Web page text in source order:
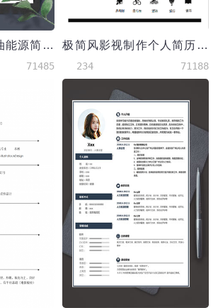
灰色系极简风石油能源简历模板
71485
极简风影视制作个人简历模板
234 71188